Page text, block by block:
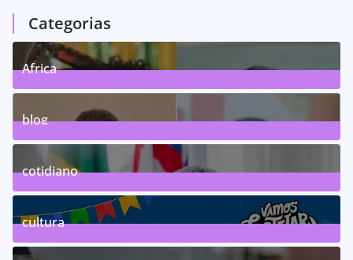
Categorias
Africa
0Posts
blog
75Posts
cotidiano
46Posts
cultura
63Posts